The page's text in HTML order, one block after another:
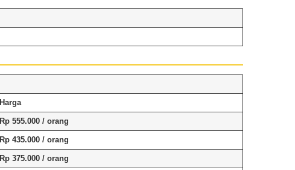
Harga
Rp 555.000/ orang
Rp 435.000/ orang
Rp 375.000/ orang